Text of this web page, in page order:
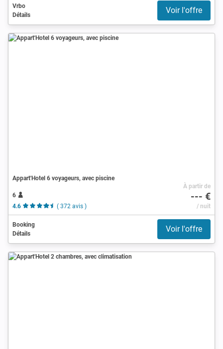
Vrbo
Détails
Voir l'offre
Appart'Hotel 6 voyageurs, avec piscine
6
4.6
( 372 avis )
À partir de
--- €
/ nuit
Booking
Détails
Voir l'offre